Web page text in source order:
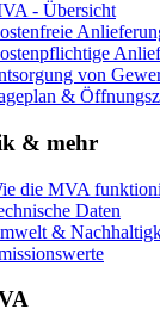
- Übersicht
von
&
& mehr
die MVA
Daten
&